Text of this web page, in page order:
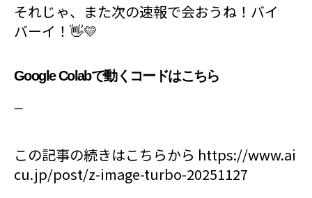
それじゃ、また次の速報で会おうね！バイ
バーイ！👋💛
Google Colabで動くコードはこちら
—
この記事の続きはこちらから https://www.ai
cu.jp/post/z-image-turbo-20251127